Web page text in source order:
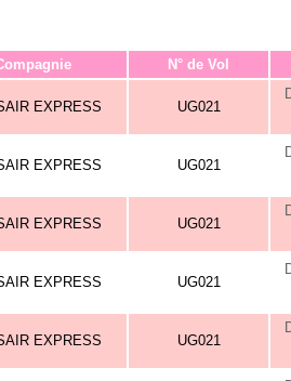
N° de Vol
EXPRESS UG021
EXPRESS UG021
EXPRESS UG021
EXPRESS UG021
EXPRESS UG021